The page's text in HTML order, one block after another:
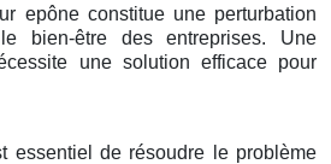
epône constitue une perturbation
bien-être des entreprises. Une
une solution efficace pour
essentiel de résoudre le problème